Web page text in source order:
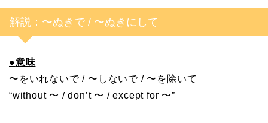
解説：〜ぬきで / 〜ぬきにして
●意味
〜をいれないで / 〜しないで / 〜を除いて
“without 〜 / don’t 〜 / except for 〜”